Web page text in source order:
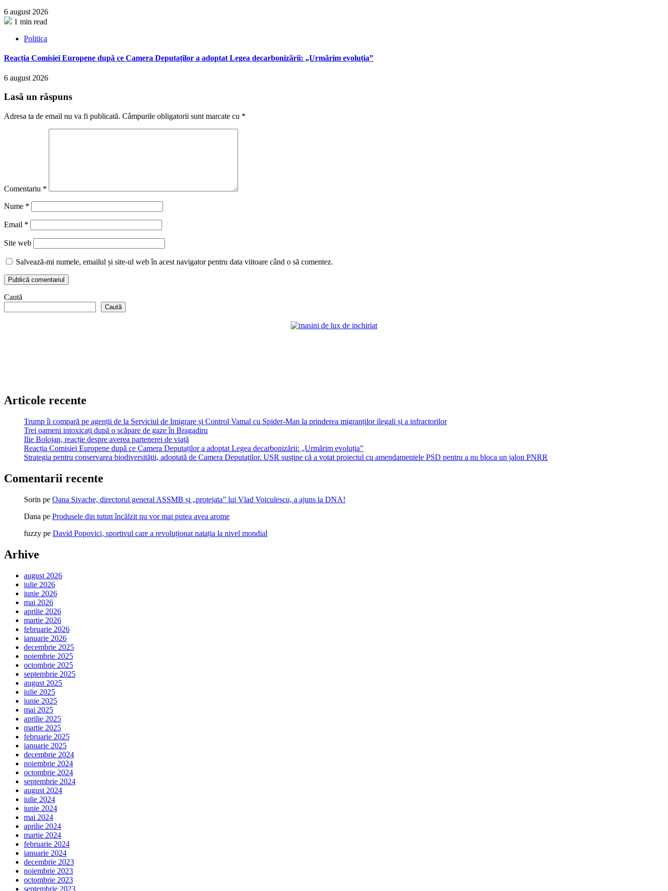
6 august 2026
1 min read
Politica
Reacția Comisiei Europene după ce Camera Deputaților a adoptat Legea decarbonizării: „Urmărim evoluția”
6 august 2026
Lasă un răspuns
Adresa ta de email nu va fi publicată. Câmpurile obligatorii sunt marcate cu *
Comentariu *
Nume *
Email *
Site web
Salvează-mi numele, emailul și site-ul web în acest navigator pentru data viitoare când o să comentez.
Caută
Caută
Articole recente
Trump îi compară pe agenții de la Serviciul de Imigrare și Control Vamal cu Spider-Man la prinderea migranților ilegali și a infractorilor
Trei oameni intoxicați după o scăpare de gaze în Bragadiru
Ilie Bolojan, reacție despre averea partenerei de viață
Reacția Comisiei Europene după ce Camera Deputaților a adoptat Legea decarbonizării: „Urmărim evoluția”
Strategia pentru conservarea biodiversităţii, adoptată de Camera Deputaţilor. USR susține că a votat proiectul cu amendamentele PSD pentru a nu bloca un jalon PNRR
Comentarii recente
Sorin pe Oana Sivache, directorul general ASSMB și „protejata” lui Vlad Voiculescu, a ajuns la DNA!
Dana pe Produsele din tutun încălzit nu vor mai putea avea arome
fuzzy pe David Popovici, sportivul care a revoluționat natația la nivel mondial
Arhive
august 2026
iulie 2026
iunie 2026
mai 2026
aprilie 2026
martie 2026
februarie 2026
ianuarie 2026
decembrie 2025
noiembrie 2025
octombrie 2025
septembrie 2025
august 2025
iulie 2025
iunie 2025
mai 2025
aprilie 2025
martie 2025
februarie 2025
ianuarie 2025
decembrie 2024
noiembrie 2024
octombrie 2024
septembrie 2024
august 2024
iulie 2024
iunie 2024
mai 2024
aprilie 2024
martie 2024
februarie 2024
ianuarie 2024
decembrie 2023
noiembrie 2023
octombrie 2023
septembrie 2023